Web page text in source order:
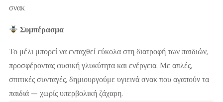
σνακ
Συμπέρασμα
Το μέλι μπορεί να ενταχθεί εύκολα στη διατροφή των παιδιών,
προσφέροντας φυσική γλυκύτητα και ενέργεια. Με απλές,
σπιτικές συνταγές, δημιουργούμε υγιεινά σνακ που αγαπούν τα
παιδιά — χωρίς υπερβολική ζάχαρη.